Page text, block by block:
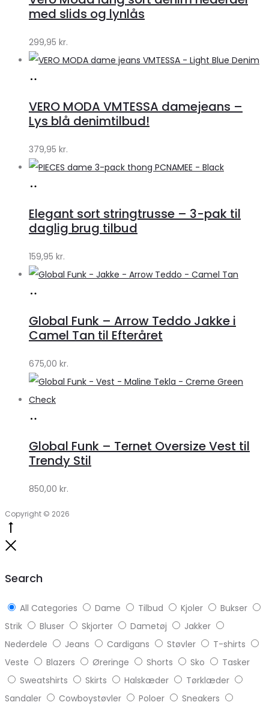
Klædeskabet.dk
med slids og lynlås
299,95 kr.
Klædeskabet.dk
VERO MODA VMTESSA damejeans –
Lys blå denimtilbud!
379,95 kr.
Klædeskabet.dk
Elegant sort stringtrusse – 3-pak til
daglig brug tilbud
159,95 kr.
Lykke
Lykke
Global Funk – Arrow Teddo Jakke i
Camel Tan til Efteråret
675,00 kr.
Lykke
Lykke
Global Funk – Ternet Oversize Vest til
Trendy Stil
850,00 kr.
Copyright © 2026
Search
All Categories Dame Tilbud Kjoler
Bukser
Strik
Bluser Skjorter Dametøj
Jakker
Nederdele
Jeans Cardigans Støvler
T-shirts
Veste
Blazers Øreringe Shorts Sko
Tasker
Sweatshirts
Skirts Halskæder
Tørklæder
Sandaler
Cowboystøvler Poloer
Sneakers